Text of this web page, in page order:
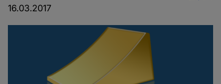
16.03.2017